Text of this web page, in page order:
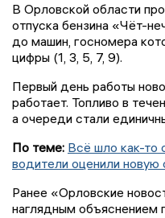
В Орловской области
отпуска бензина «Чёт-
до машин, госномера
цифры (1, 3, 5, 7, 9).
Первый день работы
работает. Топливо в
а очереди стали
По теме: Всё шло как-то
водители оценили
Ранее «Орловские
наглядным объяснением